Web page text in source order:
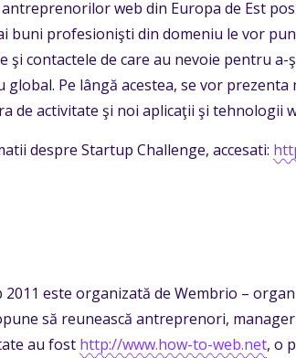
web din Europa de Est
buni profesionişti din domeniu le vor
contactele de care au nevoie pentru a-
Pe lângă acestea, se vor prezenta
de activitate şi noi aplicaţii şi tehnologii
despre Startup Challenge, accesati:
este organizată de Wembrio –
să reunească antreprenori,
au fost http://www.how-to-web.net, o